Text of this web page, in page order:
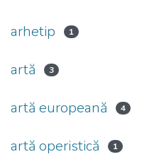
arhetip 1
artă 3
artă europeană 4
artă operistică 1